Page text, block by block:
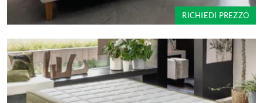
RICHIEDI PREZZO